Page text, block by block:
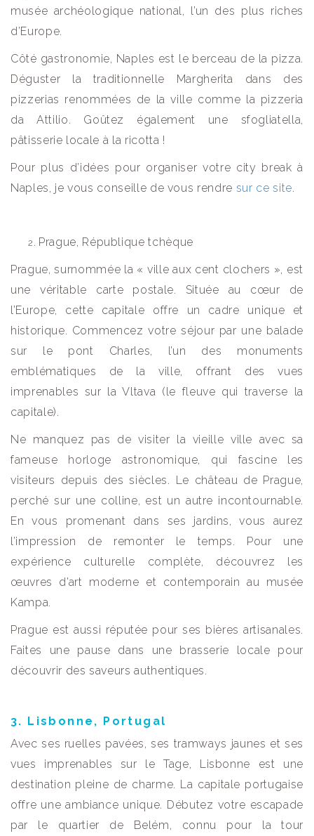
musée archéologique national, l’un des plus riches
d’Europe.
Côté gastronomie, Naples est le berceau de la pizza.
Déguster la traditionnelle Margherita dans des
pizzerias renommées de la ville comme la pizzeria
da Attilio. Goûtez également une sfogliatella,
pâtisserie locale à la ricotta !
Pour plus d’idées pour organiser votre city break à
Naples, je vous conseille de vous rendre sur ce site
Prague, République tchèque
Prague, surnommée la « ville aux cent clochers », est
une véritable carte postale. Située au cœur de
l’Europe, cette capitale offre un cadre unique et
historique. Commencez votre séjour par une balade
sur le pont Charles, l’un des monuments
emblématiques de la ville, offrant des vues
imprenables sur la Vltava (le fleuve qui traverse la
capitale).
Ne manquez pas de visiter la vieille ville avec sa
fameuse horloge astronomique, qui fascine les
visiteurs depuis des siècles. Le château de Prague,
perché sur une colline, est un autre incontournable.
En vous promenant dans ses jardins, vous aurez
l’impression de remonter le temps. Pour une
expérience culturelle complète, découvrez les
œuvres d’art moderne et contemporain au musée
Kampa.
Prague est aussi réputée pour ses bières artisanales.
Faites une pause dans une brasserie locale pour
découvrir des saveurs authentiques.
3. Lisbonne, Portugal
Avec ses ruelles pavées, ses tramways jaunes et ses
vues imprenables sur le Tage, Lisbonne est une
destination pleine de charme. La capitale portugaise
offre une ambiance unique. Débutez votre escapade
par le quartier de Belém, connu pour la tour